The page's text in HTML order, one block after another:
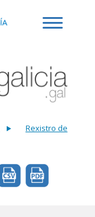
Rexistro de